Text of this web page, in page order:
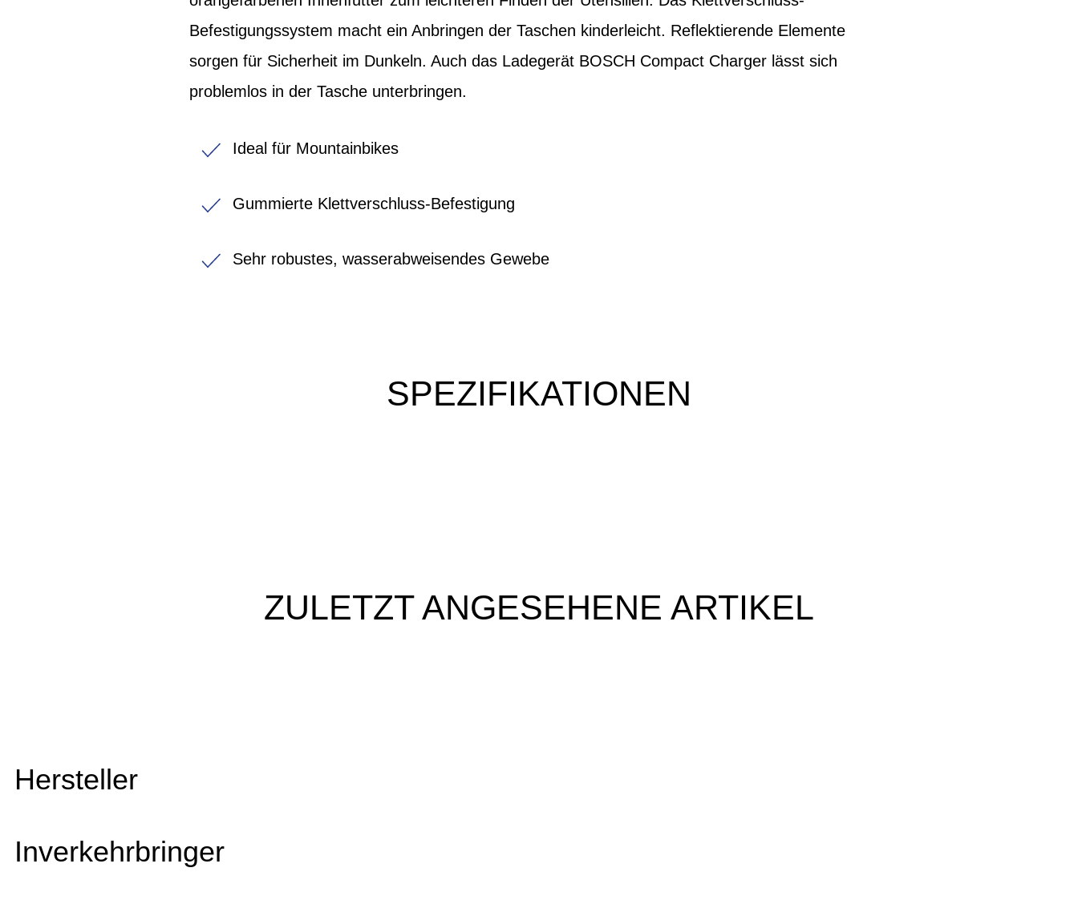
Befestigungssystem macht ein Anbringen der Taschen kinderleicht. Reflektierende Elemente
sorgen für Sicherheit im Dunkeln. Auch das Ladegerät BOSCH Compact Charger lässt sich
problemlos in der Tasche unterbringen.
Ideal für Mountainbikes
Gummierte Klettverschluss-Befestigung
Sehr robustes, wasserabweisendes Gewebe
SPEZIFIKATIONEN
ZULETZT ANGESEHENE ARTIKEL
Hersteller
Inverkehrbringer